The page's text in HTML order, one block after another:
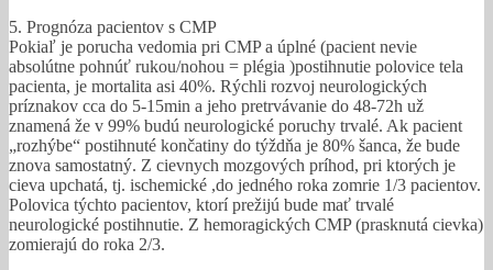
5. Prognóza pacientov s CMP
Pokiaľ je porucha vedomia pri CMP a úplné (pacient nevie
absolútne pohnúť rukou/nohou = plégia )postihnutie polovice tela
pacienta, je mortalita asi 40%. Rýchli rozvoj neurologických
príznakov cca do 5-15min a jeho pretrvávanie do 48-72h už
znamená že v 99% budú neurologické poruchy trvalé. Ak pacient
„rozhýbe“ postihnuté končatiny do týždňa je 80% šanca, že bude
znova samostatný. Z cievnych mozgových príhod, pri ktorých je
cieva upchatá, tj. ischemické ,do jedného roka zomrie 1/3 pacientov.
Polovica týchto pacientov, ktorí prežijú bude mať trvalé
neurologické postihnutie. Z hemoragických CMP (prasknutá cievka)
zomierajú do roka 2/3.